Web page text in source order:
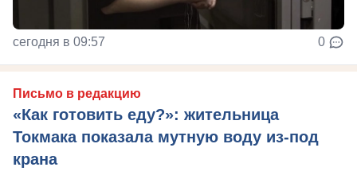
сегодня в 09:57 0
Письмо в редакцию
«Как готовить еду?»: жительница
Токмака показала мутную воду из-под
крана